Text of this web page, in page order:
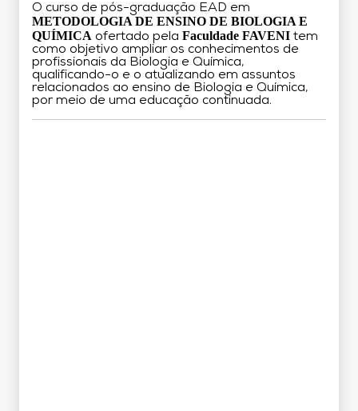
O curso de pós-graduação EAD em
METODOLOGIA DE ENSINO DE BIOLOGIA E
QUÍMICA ofertado pela Faculdade FAVENI tem
como objetivo ampliar os conhecimentos de
profissionais da Biologia e Química,
qualificando-o e o atualizando em assuntos
relacionados ao ensino de Biologia e Química,
por meio de uma educação continuada.